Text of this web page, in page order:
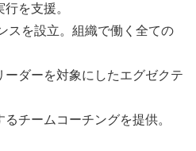
を支援。
スを設立。組織で働く全ての
ダーを対象にしたエグゼクテ
チームコーチングを提供。